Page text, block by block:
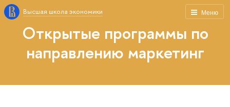
Меню
Высшая школа экономики
Открытые программы по
направлению маркетинг